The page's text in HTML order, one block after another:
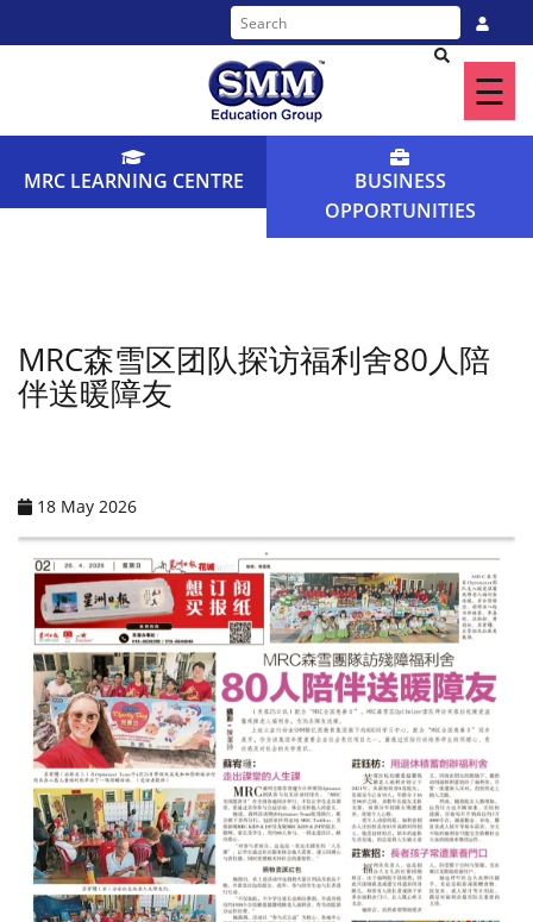
☰
About
Events
Gallery
Contact
MRC LEARNING CENTRE
BUSINESS
OPPORTUNITIES
MRC森雪区团队探访福利舍80人陪
伴送暖障友
18 May 2026